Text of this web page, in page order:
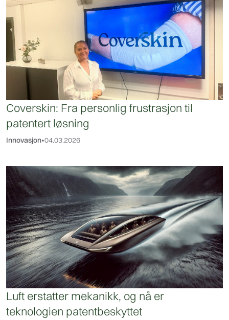
Coverskin: Fra personlig frustrasjon til
patentert løsning
Innovasjon•04.03.2026
Luft erstatter mekanikk, og nå er
teknologien patentbeskyttet